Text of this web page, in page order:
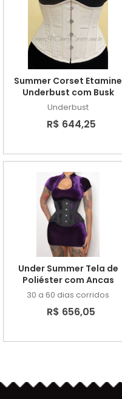
Summer Corset Etamine
Underbust com Busk
Underbust
R$ 644,25
Under Summer Tela de
Poliéster com Ancas
30 a 60 dias corridos
R$ 656,05